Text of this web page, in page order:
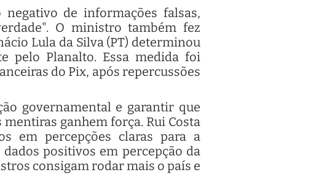
de informações falsas,
O ministro também fez
Lula da Silva (PT) determinou
pelo Planalto. Essa medida foi
do Pix, após repercussões
governamental e garantir que
ganhem força. Rui Costa
em percepções claras para a
positivos em percepção da
consigam rodar mais o país e